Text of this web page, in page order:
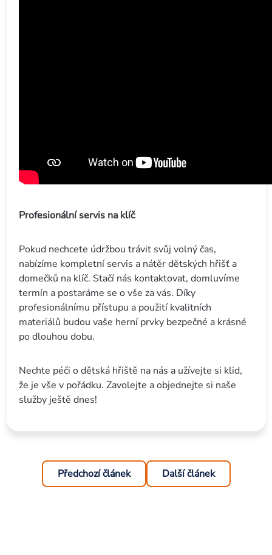
Profesionální servis na klíč
Pokud nechcete údržbou trávit svůj volný čas,
nabízíme kompletní servis a nátěr dětských hřišť a
domečků na klíč. Stačí nás kontaktovat, domluvíme
termín a postaráme se o vše za vás. Díky
profesionálnímu přístupu a použití kvalitních
materiálů budou vaše herní prvky bezpečné a krásné
po dlouhou dobu.
Nechte péči o dětská hřiště na nás a užívejte si klid,
že je vše v pořádku. Zavolejte a objednejte si naše
služby ještě dnes!
Předchozí článek Další článek